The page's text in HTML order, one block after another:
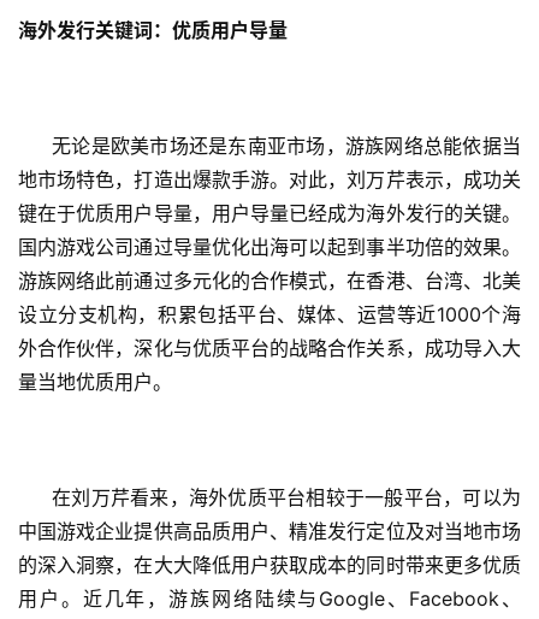
2
届
金
茶
奖
7
日
游
海外发行关键词：优质用户导量
无论是欧美市场还是东南亚市场，游族网络总能依据当
地市场特色，打造出爆款手游。对此，刘万芹表示，成功关
键在于优质用户导量， 用户导量已经成为海外发行的关键。
国内游戏公司通过导量优化出海可以起到事半功倍的效果。
游族网络此前通过多元化的合作模式，在香港、台湾、北美
设立分支机构，积累包括平台、媒体、运营等近1000个海
外合作伙伴，深化与优质平台的战略合作关系，成功导入大
量当地优质用户。
在刘万芹看来，海外优质平台相较于一般平台，可以为
中国游戏企业提供高品质用户、精准发行定位及对当地市场
的深入洞察，在大大降低用户获取成本的同时带来更多优质
用户。近几年，游族网络陆续与Google、Facebook、